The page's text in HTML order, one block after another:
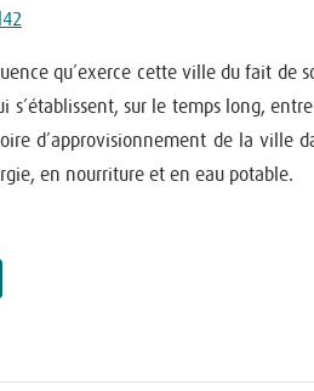
qu’exerce cette ville du fait
sur le temps long,
d’approvisionnement de la ville
en nourriture et en eau potable.